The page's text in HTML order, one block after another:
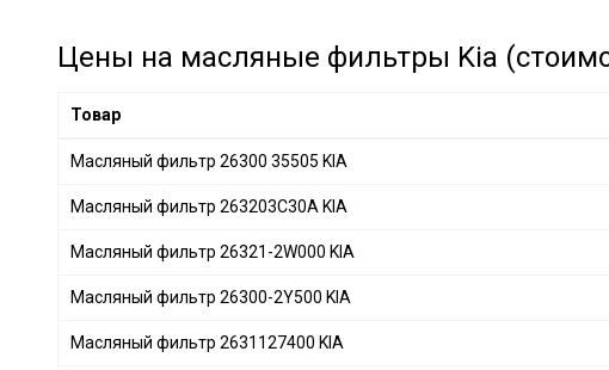
KAMOKA
+ 1
NIPPARTS
HERTH+BUSS JAKOPARTS
ALCO FILTER
AMC Filter
Цены на масляные фильтры Kia
Товар
Масляный фильтр 26300 35505 KIA
Масляный фильтр 263203C30A KIA
Масляный фильтр 26321-2W000 KIA
Масляный фильтр 26300-2Y500 KIA
Масляный фильтр 2631127400 KIA